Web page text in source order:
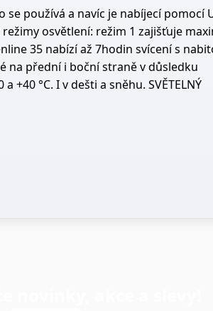
používá a navíc je nabíjecí pomocí
osvětlení: režim 1 zajišťuje
35 nabízí až 7hodin svícení s
na přední i boční straně v důsledku
°C. I v dešti a sněhu. SVĚTELNÝ